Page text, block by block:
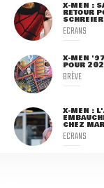
X-MEN :
RETOUR
SCHREIER
ECRANS
X-MEN
POUR
BRÈVE
X-MEN :
CHEZ
ECRANS